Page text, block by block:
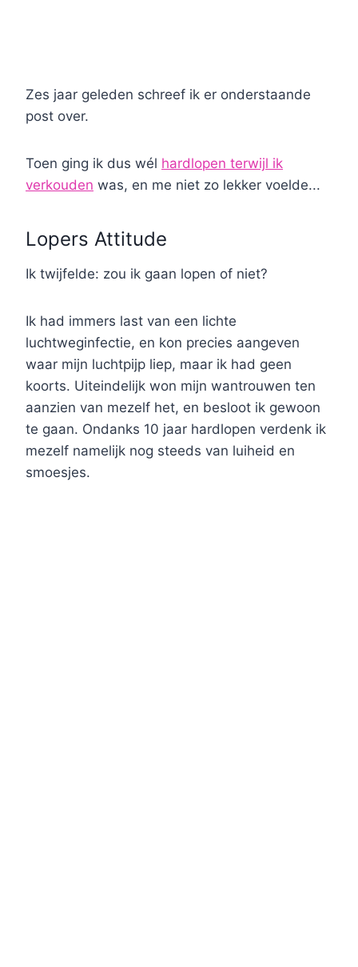
Zes jaar geleden schreef ik er onderstaande
post over.
Toen ging ik dus wél hardlopen terwijl ik
verkouden was, en me niet zo lekker voelde...
Lopers Attitude
Ik twijfelde: zou ik gaan lopen of niet?
Ik had immers last van een lichte
luchtweginfectie, en kon precies aangeven
waar mijn luchtpijp liep, maar ik had geen
koorts. Uiteindelijk won mijn wantrouwen ten
aanzien van mezelf het, en besloot ik gewoon
te gaan. Ondanks 10 jaar hardlopen verdenk ik
mezelf namelijk nog steeds van luiheid en
smoesjes.